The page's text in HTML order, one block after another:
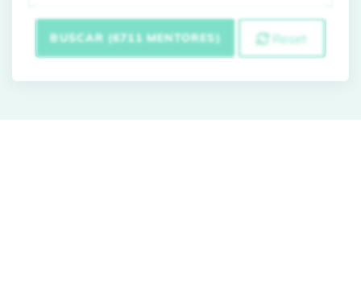
BUSCAR (6711 MENTORES) Reset